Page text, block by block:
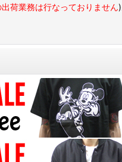
荷業務は行なっておりません